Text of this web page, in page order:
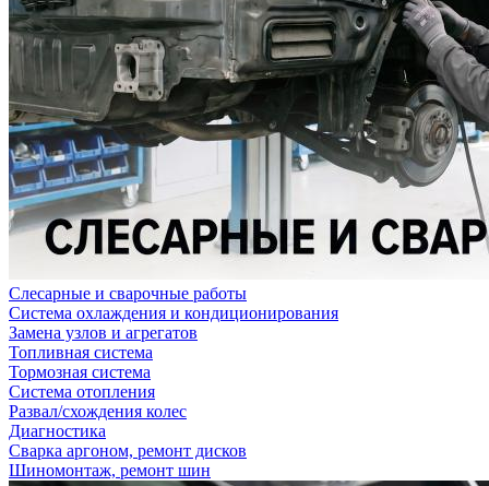
Слесарные и сварочные работы
Система охлаждения и кондиционирования
Замена узлов и агрегатов
Топливная система
Тормозная система
Система отопления
Развал/схождения колес
Диагностика
Сварка аргоном, ремонт дисков
Шиномонтаж, ремонт шин